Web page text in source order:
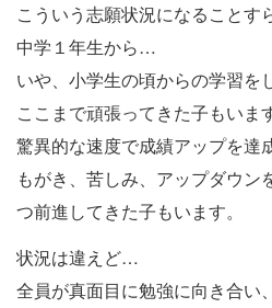
こういう志願状況になることす
中学１年生から…
いや、小学生の頃からの学習を
ここまで頑張ってきた子もいます
驚異的な速度で成績アップを達
もがき、苦しみ、アップダウン
つ前進してきた子もいます。
状況は違えど…
全員が真面目に勉強に向き合い、